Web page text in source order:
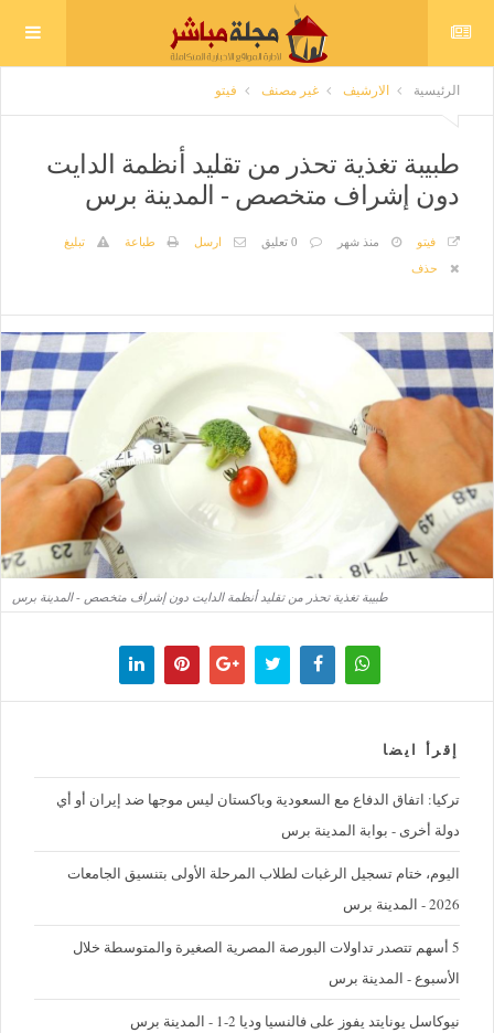
الرئيسية الارشيف غير مصنف فيتو
طبيبة تغذية تحذر من تقليد أنظمة الدايت
دون إشراف متخصص - المدينة برس
فيتو منذ شهر 0 تعليق ارسل طباعة
تبليغ
حذف
طبيبة تغذية تحذر من تقليد أنظمة الدايت دون إشراف متخصص - المدينة برس
إقرأ ايضا
تركيا: اتفاق الدفاع مع السعودية وباكستان ليس موجها ضد إيران أو أي
دولة أخرى - بوابة المدينة برس
اليوم، ختام تسجيل الرغبات لطلاب المرحلة الأولى بتنسيق الجامعات
2026 - المدينة برس
5 أسهم تتصدر تداولات البورصة المصرية الصغيرة والمتوسطة خلال
الأسبوع - المدينة برس
نيوكاسل يونايتد يفوز على فالنسيا وديا 2-1 - المدينة برس